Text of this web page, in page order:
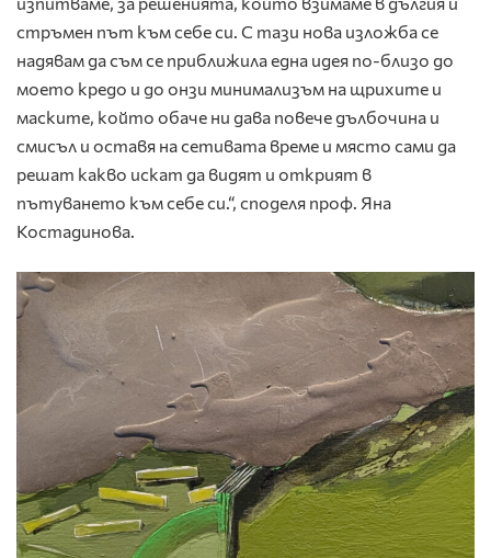
стръмен път към себе си. С тази нова изложба се
надявам да съм се приближила една идея по-близо до
моето кредо и до онзи минимализъм на щрихите и
маските, който обаче ни дава повече дълбочина и
смисъл и оставя на сетивата време и място сами да
решат какво искат да видят и открият в
пътуването към себе си.“, споделя проф. Яна
Костадинова.